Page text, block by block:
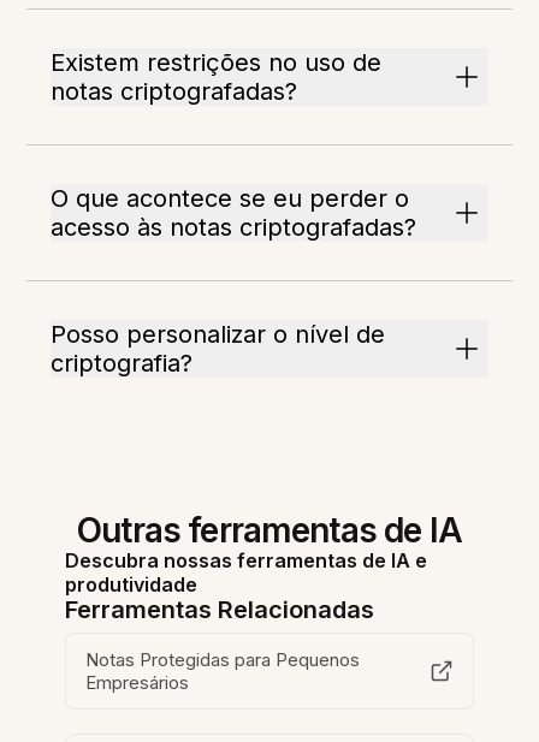
Existem restrições no uso de
notas criptografadas?
O que acontece se eu perder o
acesso às notas criptografadas?
Posso personalizar o nível de
criptografia?
Outras ferramentas de IA
Descubra nossas ferramentas de IA e
produtividade
Ferramentas Relacionadas
Notas Protegidas para Pequenos
Empresários